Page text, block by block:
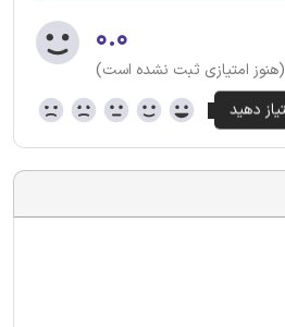
۰.۰
(هنوز امتیازی ثبت نشده است)